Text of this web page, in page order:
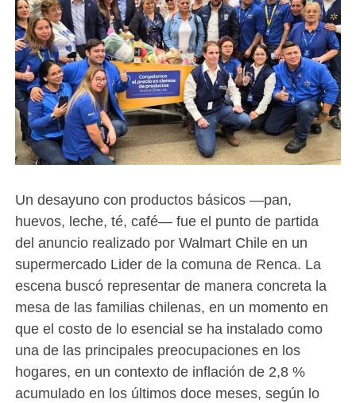
Un desayuno con productos básicos —pan,
huevos, leche, té, café— fue el punto de partida
del anuncio realizado por Walmart Chile en un
supermercado Lider de la comuna de Renca. La
escena buscó representar de manera concreta la
mesa de las familias chilenas, en un momento en
que el costo de lo esencial se ha instalado como
una de las principales preocupaciones en los
hogares, en un contexto de inflación de 2,8 %
acumulado en los últimos doce meses, según lo